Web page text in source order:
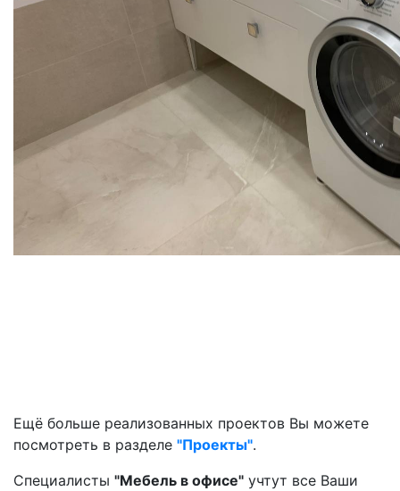
Ещё больше реализованных проектов Вы можете
посмотреть в разделе "Проекты".
Специалисты "Мебель в офисе" учтут все Ваши